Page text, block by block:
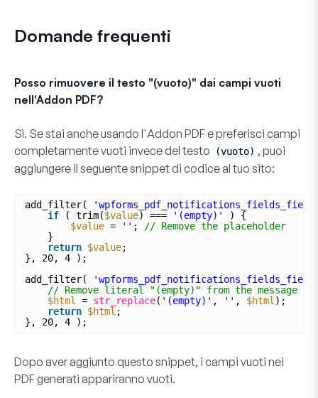
Domande frequenti
Posso rimuovere il testo "(vuoto)" dai campi vuoti
nell'Addon PDF?
Sì. Se stai anche usando l'Addon PDF e preferisci campi
completamente vuoti invece del testo
(vuoto) , puoi
aggiungere il seguente snippet di codice al tuo sito:
add_filter(
if
( trim($value) === '(empty)'
) {
$value = '' ;
// Remove the placeholder
}
return $value;
}, 20, 4 );
add_filter(
// Remove literal "(empty)" from the message
$html
= str_replace( '(empty)' , '' , $html );
return $html ;
}, 20, 4 );
Dopo aver aggiunto questo snippet, i campi vuoti nei
PDF generati appariranno vuoti.